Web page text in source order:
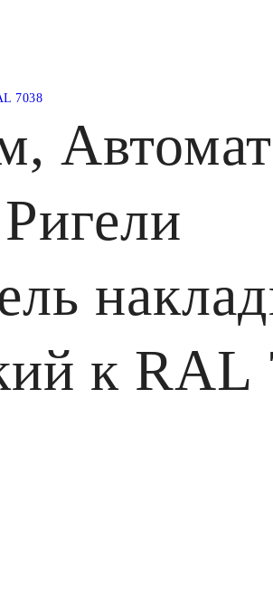
7038
к RAL